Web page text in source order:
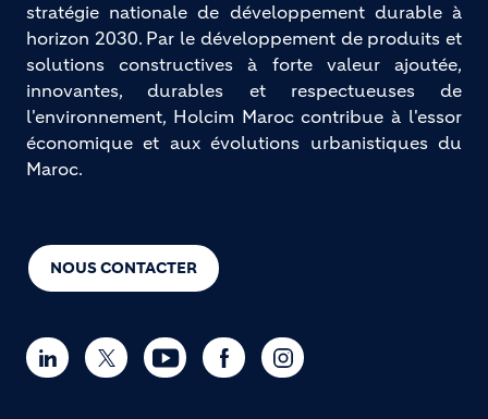
NOUS CONTACTER
stratégie nationale de développement durable à
horizon 2030. Par le développement de produits et
solutions constructives à forte valeur ajoutée,
innovantes, durables et respectueuses de
l'environnement, Holcim Maroc contribue à l'essor
économique et aux évolutions urbanistiques du
Maroc.